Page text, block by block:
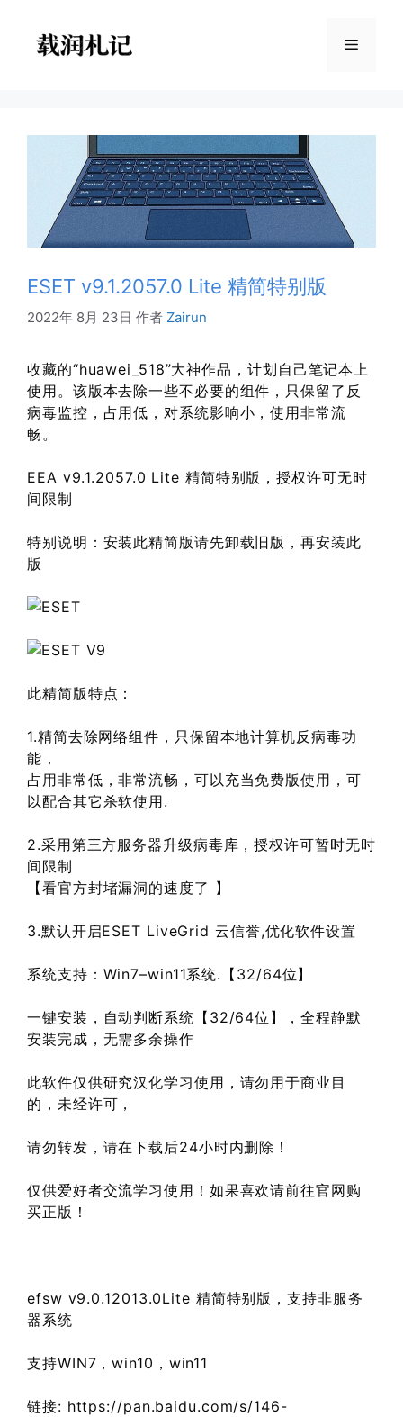
菜
ESET v9.1.2057.0 Lite 精简特别版
2022年 8月 23日 作者 Zairun
收藏的“huawei_518”大神作品，计划自己笔记本上
使用。该版本去除一些不必要的组件，只保留了反
病毒监控，占用低，对系统影响小，使用非常流
畅。
EEA v9.1.2057.0 Lite 精简特别版，授权许可无时
间限制
特别说明：安装此精简版请先卸载旧版，再安装此
版
此精简版特点：
1.精简去除网络组件，只保留本地计算机反病毒功
能，
占用非常低，非常流畅，可以充当免费版使用，可
以配合其它杀软使用.
2.采用第三方服务器升级病毒库，授权许可暂时无时
间限制
【看官方封堵漏洞的速度了 】
3.默认开启ESET LiveGrid 云信誉,优化软件设置
系统支持：Win7–win11系统.【32/64位】
一键安装，自动判断系统【32/64位】，全程静默
安装完成，无需多余操作
此软件仅供研究汉化学习使用，请勿用于商业目
的，未经许可，
请勿转发，请在下载后24小时内删除！
仅供爱好者交流学习使用！如果喜欢请前往官网购
买正版！
efsw v9.0.12013.0Lite 精简特别版，支持非服务
器系统
支持WIN7，win10，win11
链接: https://pan.baidu.com/s/146-